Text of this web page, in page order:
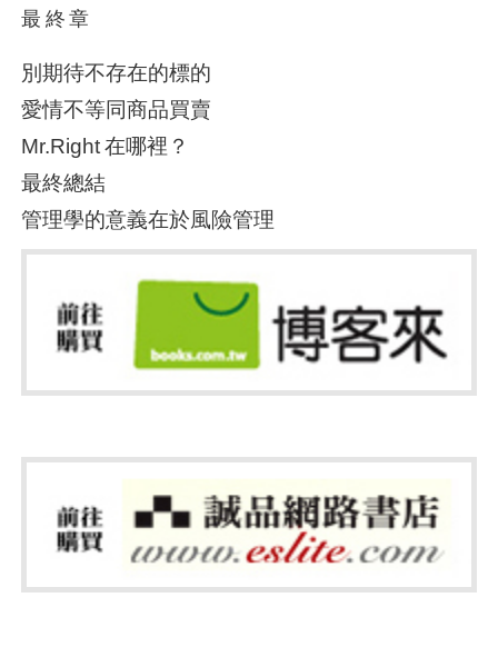
最終章
別期待不存在的標的
愛情不等同商品買賣
Mr.Right在哪裡？
最終總結
管理學的意義在於風險管理